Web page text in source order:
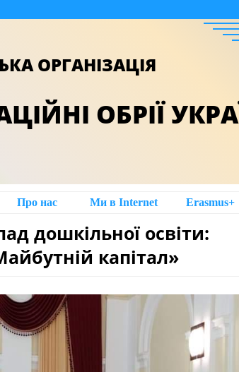
ОРГАНІЗАЦІЯ
ОБРІЇ
Про нас Ми в Intеrnet Erasmus+
дошкільної освіти:
капітал»